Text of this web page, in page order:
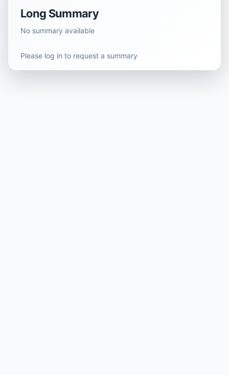
Long Summary
No summary available
Please log in to request a summary